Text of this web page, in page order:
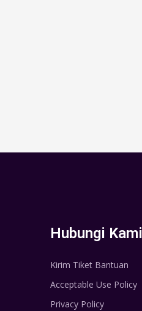
Hubungi Kami
Kirim Tiket Bantuan
Acceptable Use Policy
Privacy Policy